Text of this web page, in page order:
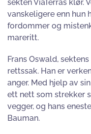
sekten ViaTerras klør.
vanskeligere enn hun
fordommer og
mareritt.
Frans Oswald,
rettssak. Han er
anger. Med hjelp av
ett nett som strekker
vegger, og hans
Bauman.